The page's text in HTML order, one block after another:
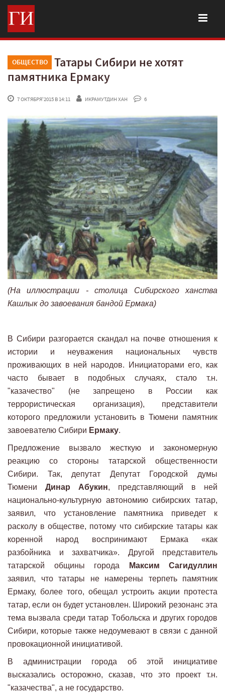
ОБЩЕСТВО
Татары Сибири не хотят
памятника Ермаку
7 ОКТЯБРЯ'2015 В 14:11 ИКРАМУТДИН ХАН 6
(На иллюстрации - столица Сибирского ханства
Кашлык до завоевания бандой Ермака)
В Сибири разгорается скандал на почве отношения к
истории и неуважения национальных чувств
проживающих в ней народов. Инициаторами его, как
часто бывает в подобных случаях, стало т.н.
"казачество" (не запрещено в России как
террористическая организация), представители
которого предложили установить в Тюмени памятник
завоевателю Сибири Ермаку.
Предложение вызвало жесткую и закономерную
реакцию со стороны татарской общественности
Сибири. Так, депутат Депутат Городской думы
Тюмени Динар Абукин, представляющий в ней
национально-культурную автономию сибирских татар,
заявил, что установление памятника приведет к
расколу в обществе, потому что сибирские татары как
коренной народ воспринимают Ермака «как
разбойника и захватчика». Другой представитель
татарской общины города
Максим Сагидуллин
заявил, что татары не намерены терпеть памятник
Ермаку, более того, обещал устроить акции протеста
татар, если он будет установлен. Широкий резонанс эта
тема вызвала среди татар Тобольска и других городов
Сибири, которые также недоумевают в связи с данной
провокационной инициативой.
В администрации города об этой инициативе
высказались осторожно, сказав, что это проект т.н.
"казачества", а не государство.